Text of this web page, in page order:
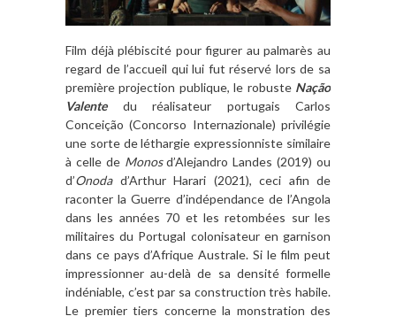
Film déjà plébiscité pour figurer au palmarès au
regard de l’accueil qui lui fut réservé lors de sa
première projection publique, le robuste Nação
Valentedu réalisateur portugais Carlos
Conceição (Concorso Internazionale) privilégie
une sorte de léthargie expressionniste similaire
à celle de Monosd’Alejandro Landes (2019) ou
d’Onodad’Arthur Harari (2021), ceci afin de
raconter la Guerre d’indépendance de l’Angola
dans les années 70 et les retombées sur les
militaires du Portugal colonisateur en garnison
dans ce pays d’Afrique Australe. Si le film peut
impressionner au-delà de sa densité formelle
indéniable, c’est par sa construction très habile.
Le premier tiers concerne la monstration des